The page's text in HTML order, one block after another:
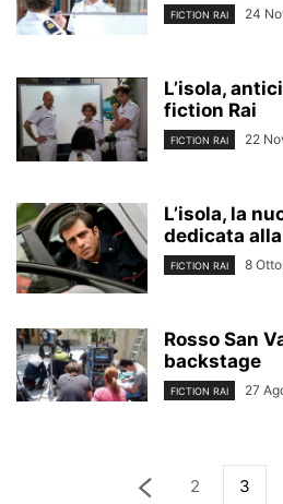
FICTION RAI 24
L’isola,
fiction Rai
FICTION RAI 22
L’isola, la
dedicata
FICTION RAI 8
Rosso San
backstage
FICTION RAI 27
2 3